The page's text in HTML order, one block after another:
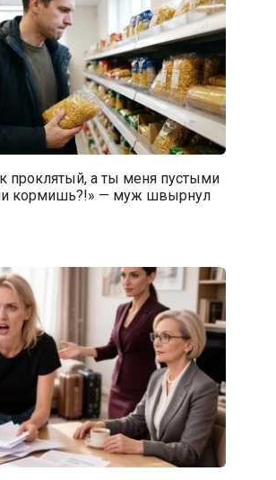
проклятый, а ты меня пустыми
кормишь?!» — муж швырнул